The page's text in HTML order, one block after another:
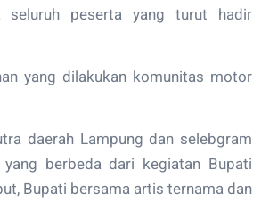
seluruh peserta yang turut hadir
yang dilakukan komunitas motor
daerah Lampung dan selebgram
berbeda dari kegiatan Bupati
Bupati bersama artis ternama dan